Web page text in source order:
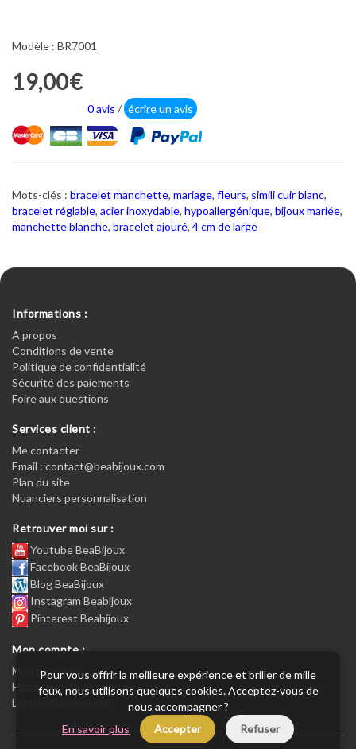
Modèle : BR7001
19,00€
0 avis / écrire un avis
Mots-clés : bracelet manchette, mariage, fleurs, simili cuir blanc,
bracelet réglable, acier inoxydable, hypoallergénique, bijoux mariée,
manchette blanche, bracelet ajouré, 4 cm de large
Informations :
A propos
Conditions de vente
Politique de confidentialité
Sécurité des paiements
Foire aux questions
Services client :
Me contacter
Email : contact@beabijoux.com
Plan du site
Nuanciers personnalisation
Retrouver moi sur :
Youtube BeaBijoux
Facebook BeaBijoux
Blog BeaBijoux
Instagram Beabijoux
Pinterest Beabijoux
Mon compte :
Mon compte :
Historique de commandes
Lettre d’information
Pour vous offrir la meilleure expérience et briller de mille
feux, nous utilisons quelques cookies. Acceptez-vous de
nous accompagner ?
En savoir plus
Accepter Refuser